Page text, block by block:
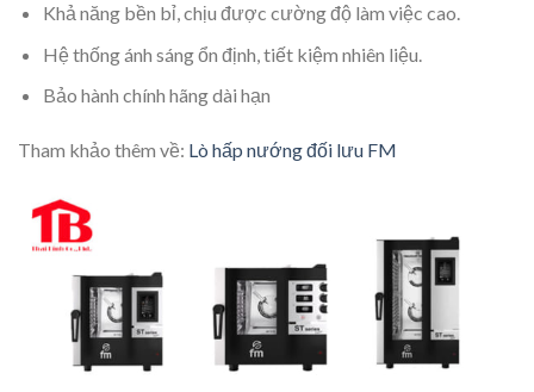
Khả năng bền bỉ, chịu được cường độ làm việc cao.
Hệ thống ánh sáng ổn định, tiết kiệm nhiên liệu.
Bảo hành chính hãng dài hạn
Tham khảo thêm về: Lò hấp nướng đối lưu FM